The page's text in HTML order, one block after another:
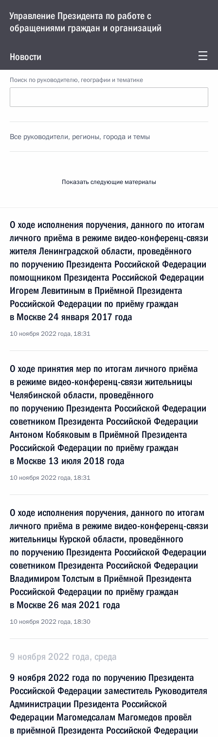
Управление Президента по работе с
обращениями граждан и организаций
Новости
Поиск по руководителю, географии и тематике
Все руководители, регионы, города и темы
Показать следующие материалы
О ходе исполнения поручения, данного по итогам
личного приёма в режиме видео-конференц-связи
жителя Ленинградской области, проведённого
по поручению Президента Российской Федерации
помощником Президента Российской Федерации
Игорем Левитиным в Приёмной Президента
Российской Федерации по приёму граждан
в Москве 24 января 2017 года
10 ноября 2022 года, 18:31
О ходе принятия мер по итогам личного приёма
в режиме видео-конференц-связи жительницы
Челябинской области, проведённого
по поручению Президента Российской Федерации
советником Президента Российской Федерации
Антоном Кобяковым в Приёмной Президента
Российской Федерации по приёму граждан
в Москве 13 июля 2018 года
10 ноября 2022 года, 18:31
О ходе исполнения поручения, данного по итогам
личного приёма в режиме видео-конференц-связи
жительницы Курской области, проведённого
по поручению Президента Российской Федерации
советником Президента Российской Федерации
Владимиром Толстым в Приёмной Президента
Российской Федерации по приёму граждан
в Москве 26 мая 2021 года
10 ноября 2022 года, 18:30
9 ноября 2022 года, среда
9 ноября 2022 года по поручению Президента
Российской Федерации заместитель Руководителя
Администрации Президента Российской
Федерации Магомедсалам Магомедов провёл
в приёмной Президента Российской Федерации